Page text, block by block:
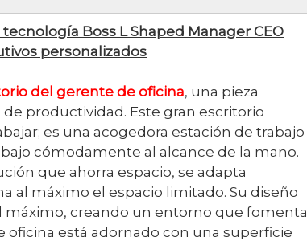
Boss L Shaped Manager CEO
personalizados
del gerente de oficina, una pieza
productividad. Este gran escritorio
es una acogedora estación de trabajo
cómodamente al alcance de la mano.
que ahorra espacio, se adapta
al máximo el espacio limitado. Su diseño
máximo, creando un entorno que fomenta
oficina está adornado con una superficie